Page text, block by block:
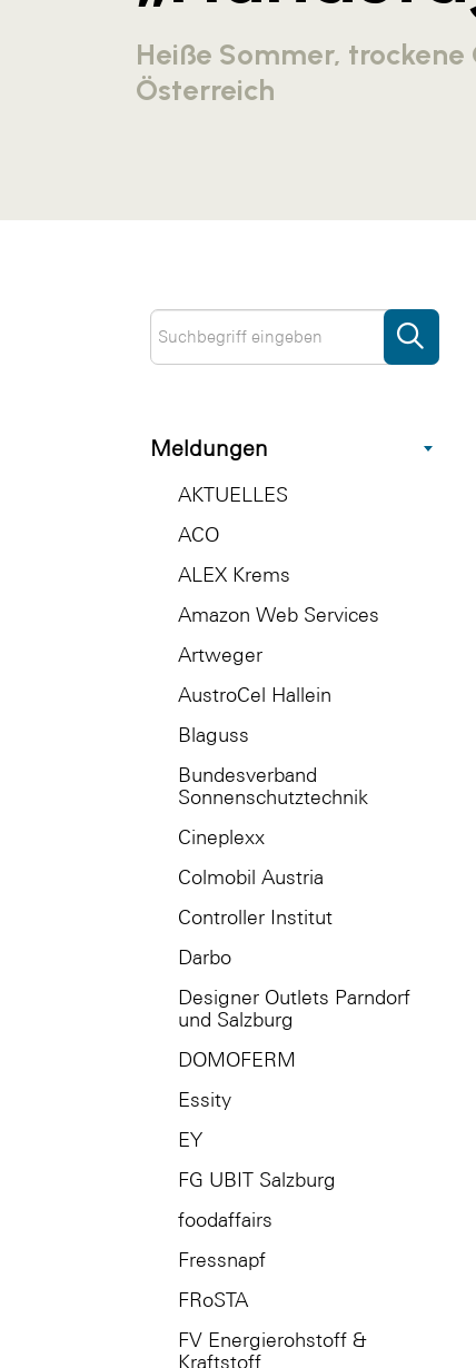
Meldungen
AKTUELLES
ACO
ALEX Krems
Amazon Web Services
Artweger
AustroCel Hallein
Blaguss
Bundesverband
Sonnenschutztechnik
Cineplexx
Colmobil Austria
Controller Institut
Darbo
Designer Outlets Parndorf
und Salzburg
DOMOFERM
Essity
EY
FG UBIT Salzburg
foodaffairs
Fressnapf
FRoSTA
FV Energierohstoff &
Kraftstoff
Heiße Sommer,
Österreich